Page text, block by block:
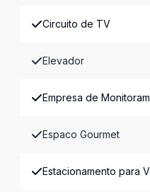
Circuito de TV
Elevador
Empresa de
Espaco Gourmet
Estacionamento para